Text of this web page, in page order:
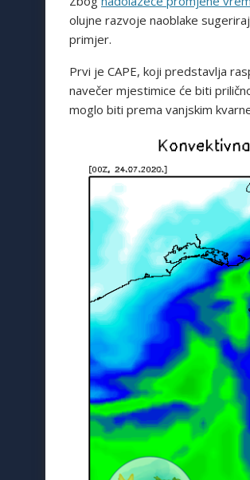
olujne razvoje naoblake
primjer.
Prvi je CAPE, koji predstavlja
navečer mjestimice će biti
moglo biti prema vanjskim